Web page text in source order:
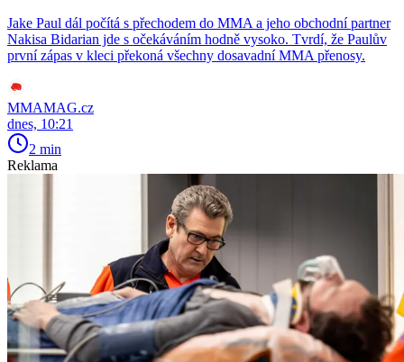
Jake Paul dál počítá s přechodem do MMA a jeho obchodní partner
Nakisa Bidarian jde s očekáváním hodně vysoko. Tvrdí, že Paulův
první zápas v kleci překoná všechny dosavadní MMA přenosy.
MMAMAG.cz
dnes, 10:21
2 min
Reklama